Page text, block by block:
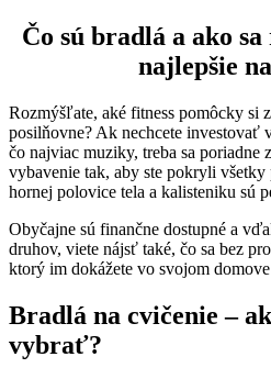
Čo sú bradlá a ako
najlepšie
Rozmýšľate, aké fitness pomôcky si
posilňovne? Ak nechcete investovať
čo najviac muziky, treba sa
vybavenie tak, aby ste pokryli
hornej polovice tela a kalisteniku sú
Obyčajne sú finančne dostupné a
druhov, viete nájsť také, čo sa bez
ktorý im dokážete vo svojom
Bradlá na cvičenie –
vybrať?